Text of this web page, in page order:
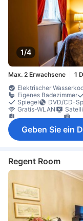
1/4
Max. 2 Erwachsene
1
Elektrischer
Eigenes Badezimmer
Spiegel
DVD/CD-
Gratis-WLAN
Mülleimer
Outdoor-
Geben Sie ein
Regent Room